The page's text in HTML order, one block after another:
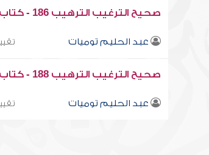
صحيح الترغيب الترهيب 186 - كتاب النكاح 38
عبد الحليم توميات
صحيح الترغيب الترهيب 188 - كتاب النكاح 40
عبد الحليم توميات